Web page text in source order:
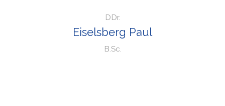
DDr.
Eiselsberg Paul
B.Sc.